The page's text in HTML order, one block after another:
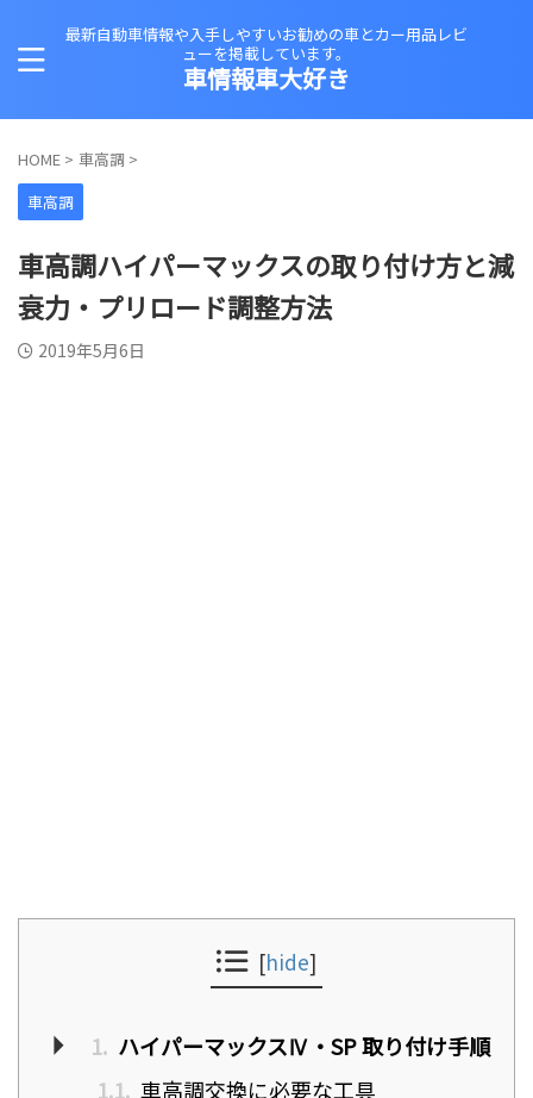
最新自動車情報や入手しやすいお勧めの車とカー用品レビ
ューを掲載しています。
車情報車大好き
HOME > 車高調 >
車高調
車高調ハイパーマックスの取り付け方と減
衰力・プリロード調整方法
2019年5月6日
[hide]
1. ハイパーマックスⅣ・SP 取り付け手順
1.1. 車高調交換に必要な工具